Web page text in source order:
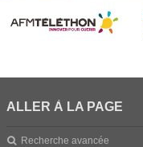
ALLER À LA PAGE
Recherche avancée